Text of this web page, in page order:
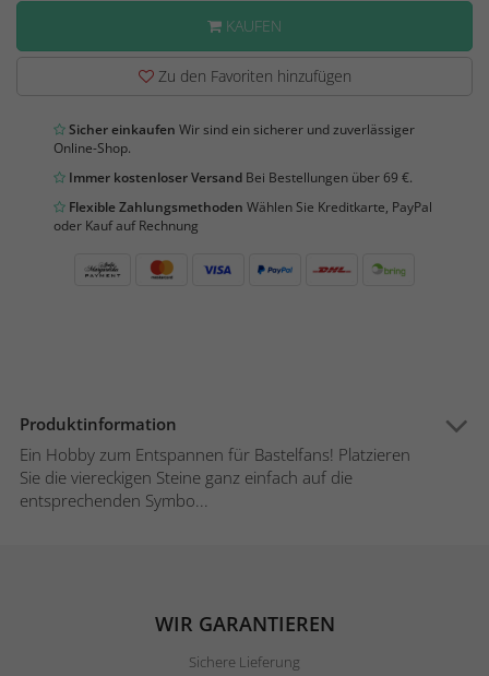
KAUFEN
Zu den Favoriten hinzufügen
Sicher einkaufen Wir sind ein sicherer und zuverlässiger
Online-Shop.
Immer kostenloser Versand Bei Bestellungen über 69 €.
Flexible Zahlungsmethoden Wählen Sie Kreditkarte, PayPal
oder Kauf auf Rechnung
Produktinformation
Ein Hobby zum Entspannen für Bastelfans! Platzieren
Sie die viereckigen Steine ganz einfach auf die
entsprechenden Symbo...
WIR GARANTIEREN
Sichere Lieferung